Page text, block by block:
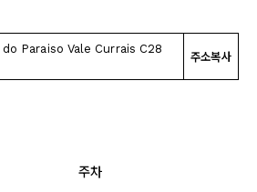
Paraiso Vale Currais C28
주소복사
주차